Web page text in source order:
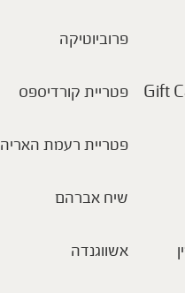
פרוביוטיקה
פטריית קורדיספס
פטריית רעמת האריה
שיח אברהם
אשווגנדה